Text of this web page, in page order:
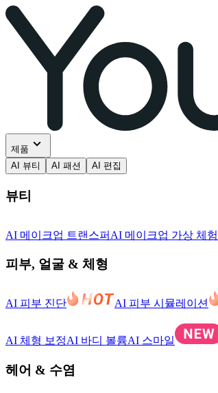
제품
AI 뷰티
AI 패션 AI 편집
뷰티
AI 메이크업 트랜스퍼 AI 메이크업 가상 체험
피부, 얼굴 & 체형
AI 피부 진단 AI 피부 시뮬레이션
AI 체형 보정AI 바디 볼륨AI 스마일
헤어 & 수염